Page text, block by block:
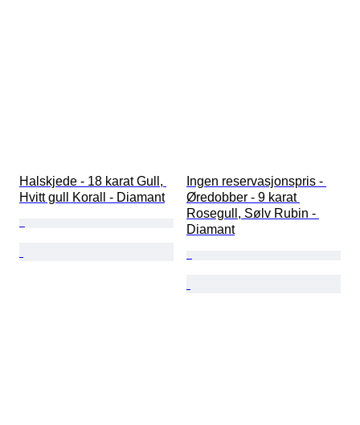
Halskjede - 18 karat Gull,
Hvitt gull Korall - Diamant
Ingen reservasjonspris -
Øredobber - 9 karat
Rosegull, Sølv Rubin -
Diamant